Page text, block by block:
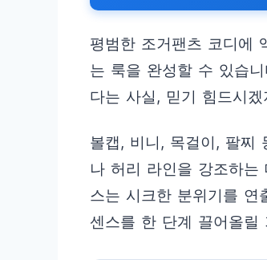
평범한 조거팬츠 코디에
는 룩을 완성할 수 있습
다는 사실, 믿기 힘드시
볼캡, 비니, 목걸이, 팔찌
나 허리 라인을 강조하
스는 시크한 분위기를 연
센스를 한 단계 끌어올릴